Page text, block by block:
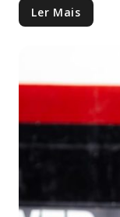
Ler Mais